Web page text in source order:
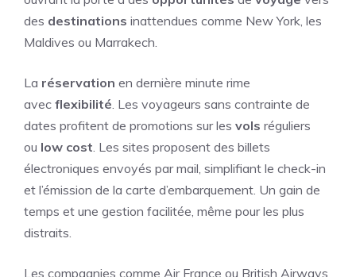
des destinations inattendues comme New York, les
Maldives ou Marrakech.
La réservation en dernière minute rime
avec flexibilité . Les voyageurs sans contrainte de
dates profitent de promotions sur les vols réguliers
ou low cost . Les sites proposent des billets
électroniques envoyés par mail, simplifiant le check-in
et l’émission de la carte d’embarquement. Un gain de
temps et une gestion facilitée, même pour les plus
distraits.
Les compagnies comme Air France ou British Airways